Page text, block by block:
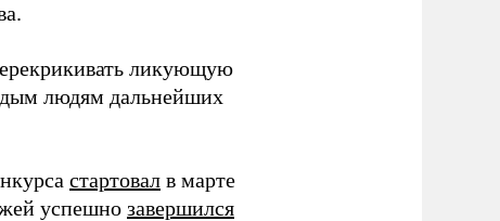
ликующую
людям дальнейших
стартовал в марте
успешно завершился